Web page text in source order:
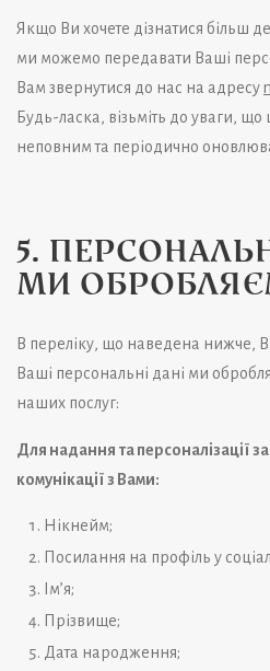
Якщо Ви хочете дізнатися більш
ми можемо передавати Ваші
Вам звернутися до нас на адресу
Будь-ласка, візьміть до уваги,
неповним та періодично
5.
МИ
В переліку, що наведена нижче,
Ваші персональні дані ми
наших послуг:
Для надання та персоналізації
комунікації з Вами:
Нікнейм;
Посилання на профіль у
Ім’я;
Прізвище;
Дата народження;